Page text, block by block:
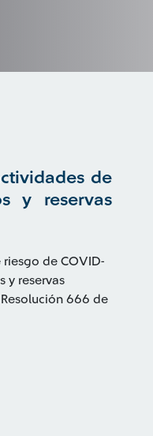
de
y reservas
de COVID-
y reservas
666 de